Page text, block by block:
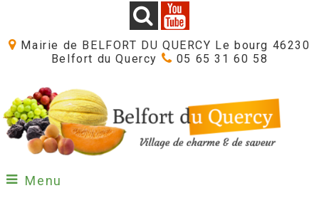
Mairie de BELFORT DU QUERCY Le bourg 46230
Belfort du Quercy
05 65 31 60 58
Menu